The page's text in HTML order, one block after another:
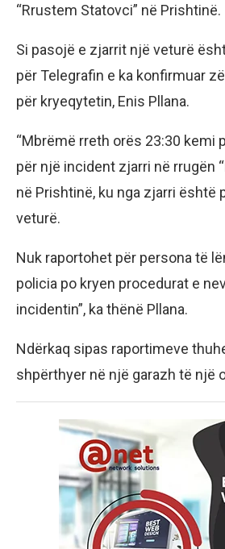
“Rrustem Statovci” në Prishtinë.
Si pasojë e zjarrit një veturë
për Telegrafin e ka konfirmuar
për kryeqytetin, Enis Pllana.
“Mbrëmë rreth orës 23:30 kemi
për një incident zjarri në rrugën
në Prishtinë, ku nga zjarri është
veturë.
Nuk raportohet për persona të
policia po kryen procedurat e
incidentin”, ka thënë Pllana.
Ndërkaq sipas raportimeve
shpërthyer në një garazh të një